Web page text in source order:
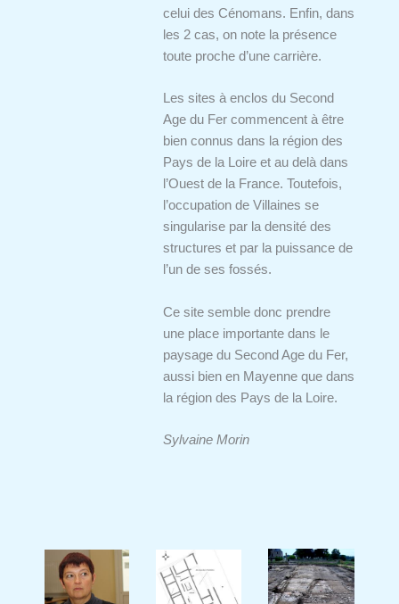
celui des Cénomans. Enfin, dans
les 2 cas, on note la présence
toute proche d’une carrière.
Les sites à enclos du Second
Age du Fer commencent à être
bien connus dans la région des
Pays de la Loire et au delà dans
l’Ouest de la France. Toutefois,
l’occupation de Villaines se
singularise par la densité des
structures et par la puissance de
l’un de ses fossés.
Ce site semble donc prendre
une place importante dans le
paysage du Second Age du Fer,
aussi bien en Mayenne que dans
la région des Pays de la Loire.
Sylvaine Morin